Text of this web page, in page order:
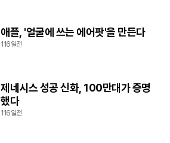
애플, '얼굴에 쓰는 에어팟'을 만든다
116일전
제네시스 성공 신화, 100만대가 증명
했다
116일전